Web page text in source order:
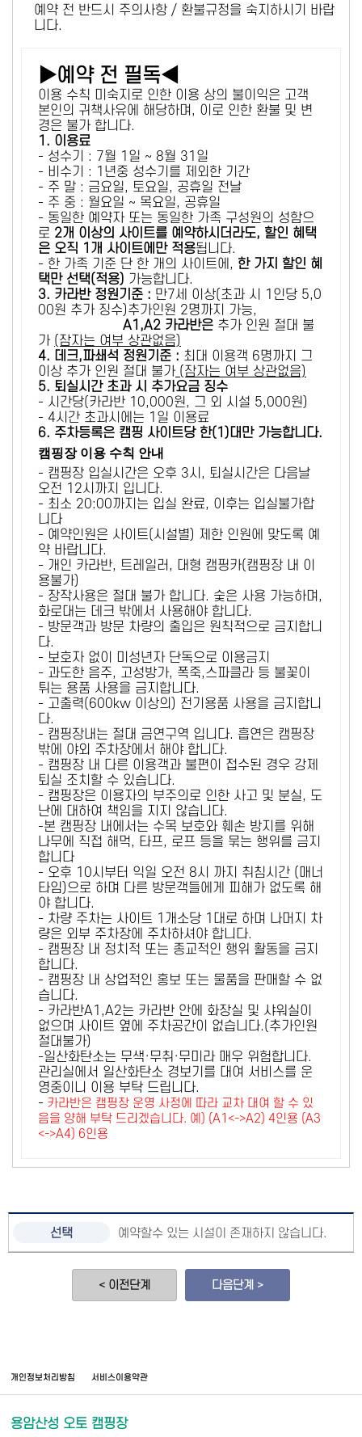
예약 전 반드시 주의사항 / 환불규정을 숙지하시기 바랍
니다.
▶예약 전 필독◀
이용 수칙 미숙지로 인한 이용 상의 불이익은 고객
본인의 귀책사유에 해당하며, 이로 인한 환불 및 변
경은 불가 합니다.
1. 이용료
- 성수기 : 7월 1일 ~ 8월 31일
- 비수기 : 1년중 성수기를 제외한 기간
- 주 말 : 금요일, 토요일, 공휴일 전날
- 주 중 : 월요일 ~ 목요일, 공휴일
- 동일한 예약자 또는 동일한 가족 구성원의 성함으
로 2개 이상의 사이트를 예약하시더라도, 할인 혜택
은 오직 1개 사이트에만 적용됩니다.
- 한 가족 기준 단 한 개의 사이트에, 한 가지 할인 혜
택만 선택(적용) 가능합니다.
3. 카라반 정원기준 : 만7세 이상(초과 시 1인당 5,0
00원 추가 징수)추가인원 2명까지 가능,
A1,A2 카라반은 추가 인원 절대 불
가 (잠자는 여부 상관없음)
4. 데크,파쇄석 정원기준 : ​최대 이용객 6명까지 그
이상 추가 인원 절대 불가 (잠자는 여부 상관없음)
5. 퇴실시간 초과 시 추가요금 징수
- 시간당(카라반 10,000원, 그 외 시설 5,000원)
- 4시간 초과시에는 1일 이용료
6. 주차등록은 캠핑 사이트당 한(1)대만 가능합니다.
캠핑장 이용 수칙 안내
- 캠핑장 입실시간은 오후 3시, 퇴실시간은 다음날
오전 12시까지 입니다.
- 최소 20:00까지는 입실 완료, 이후는 입실불가합
니다
- 예약인원은 사이트(시설별) 제한 인원에 맞도록 예
약 바랍니다.
- 개인 카라반, 트레일러, 대형 캠핑카(캠핑장 내 이
용불가)
- 장작사용은 절대 불가 합니다. 숯은 사용 가능하며,
화로대는 데크 밖에서 사용해야 합니다.
- 방문객과 방문 차량의 출입은 원칙적으로 금지합니
다.
- 보호자 없이 미성년자 단독으로 이용금지
- 과도한 음주, 고성방가, 폭죽,스파클라 등 불꽃이
튀는 용품 사용을 금지합니다.
- 고출력(600kw 이상의) 전기용품 사용을 금지합니
다.
- 캠핑장내는 절대 금연구역 입니다. 흡연은 캠핑장
밖에 야외 주차장에서 해야 합니다.
- 캠핑장 내 다른 이용객과 불편이 접수된 경우 강제
퇴실 조치할 수 있습니다.
- 캠핑장은 이용자의 부주의로 인한 사고 및 분실, 도
난에 대하여 책임을 지지 않습니다.
-본 캠핑장 내에서는 수목 보호와 훼손 방지를 위해
나무에 직접 해먹, 타프, 로프 등을 묶는 행위를 금지
합니다
- 오후 10시부터 익일 오전 8시 까지 취침시간 (매너
타임)으로 하며 다른 방문객들에게 피해가 없도록 해
야 합니다.
- 차량 주차는 사이트 1개소당 1대로 하며 나머지 차
량은 외부 주차장에 주차하셔야 합니다.
- 캠핑장 내 정치적 또는 종교적인 행위 활동을 금지
합니다.
- 캠핑장 내 상업적인 홍보 또는 물품을 판매할 수 없
습니다.
- 카라반A1,A2는 카라반 안에 화장실 및 샤워실이
없으며 사이트 옆에 주차공간이 없습니다.(추가인원
절대불가)
-일산화탄소는 무색·무취·무미라 매우 위험합니다.
관리실에서 일산화탄소 경보기를 대여 서비스를 운
영중이니 이용 부탁 드립니다.
- 카라반은 캠핑장 운영 사정에 따라 교차 대여 할 수 있
음을 양해 부탁 드리겠습니다. 예) (A1<->A2) 4인용 (A3
<->A4) 6인용
예약할수 있는 시설이 존재하지 않습니다.
< 이전단계 다음단계 >
개인정보처리방침 서비스이용약관
용암산성 오토 캠핑장